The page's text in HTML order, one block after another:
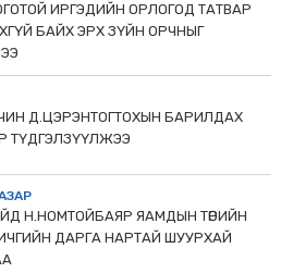
ИРГЭДИЙН ОРЛОГОД ТАТВАР
БАЙХ ЭРХ ЗҮЙН ОРЧНЫГ
Д.ЦЭРЭНТОГТОХЫН БАРИЛДАХ
ТҮДГЭЛЗҮҮЛЖЭЭ
Н.НОМТОЙБАЯР ЯАМДЫН ТӨРИЙН
ДАРГА НАРТАЙ ШУУРХАЙ